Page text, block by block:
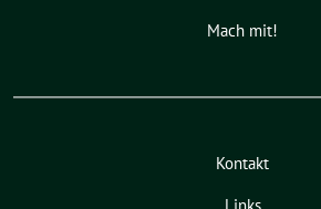
Mach mit!
Kontakt